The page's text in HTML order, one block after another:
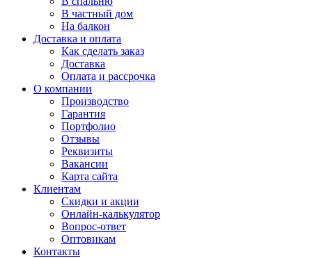
В частный дом
На балкон
Доставка и оплата
Как сделать заказ
Доставка
Оплата и рассрочка
О компании
Производство
Гарантия
Портфолио
Отзывы
Реквизиты
Вакансии
Карта сайта
Клиентам
Скидки и акции
Онлайн-калькулятор
Вопрос-ответ
Оптовикам
Контакты